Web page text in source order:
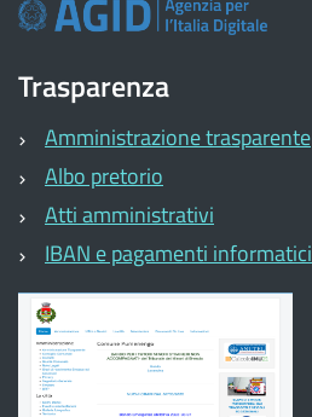
Trasparenza
Amministrazione trasparente
Albo pretorio
Atti amministrativi
IBAN e pagamenti informatici